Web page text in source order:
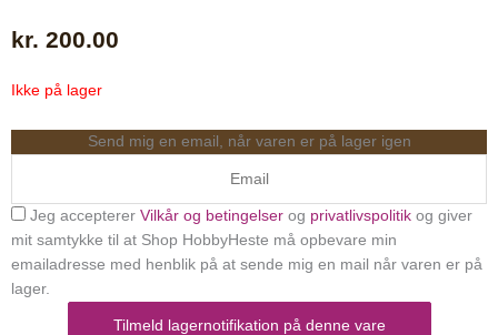
kr. 200.00
Ikke på lager
Send mig en email, når varen er på lager igen
Jeg accepterer Vilkår og betingelser og privatlivspolitik og giver
mit samtykke til at Shop HobbyHeste må opbevare min
emailadresse med henblik på at sende mig en mail når varen er på
lager.
Tilmeld lagernotifikation på denne vare